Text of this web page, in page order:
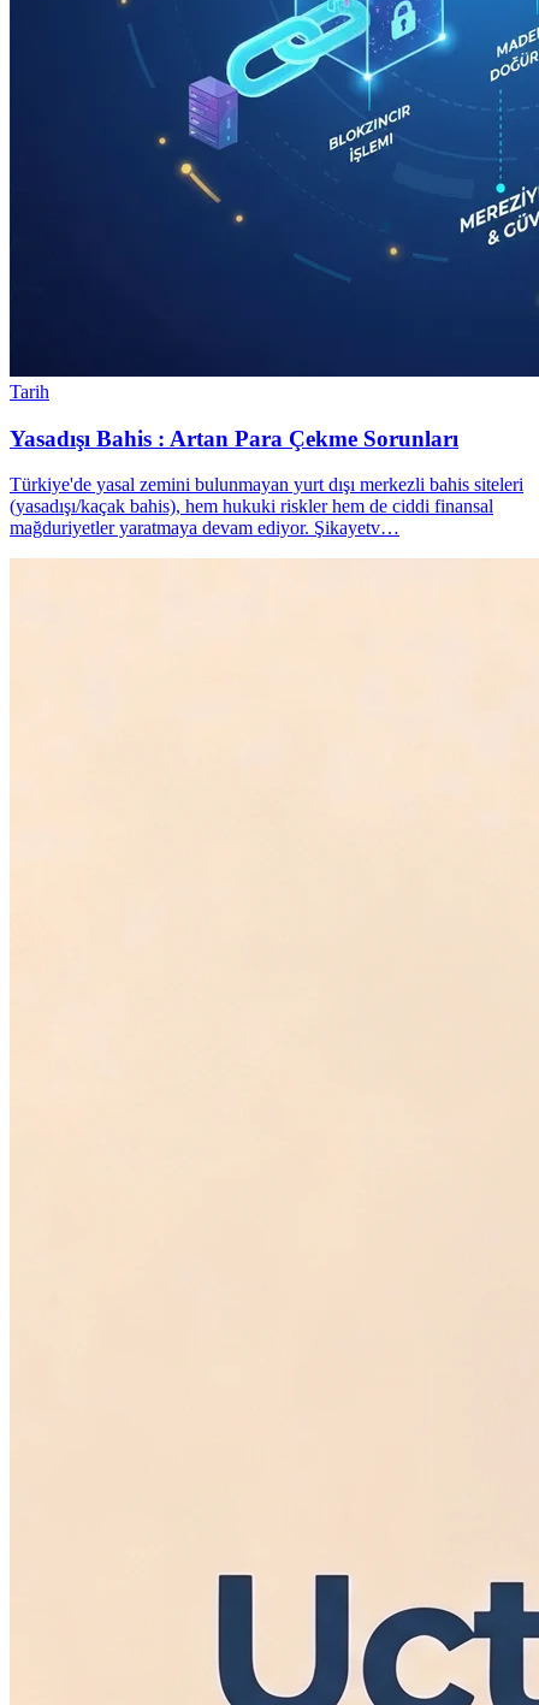
Tarih
Yasadışı Bahis : Artan Para Çekme Sorunları
Türkiye'de yasal zemini bulunmayan yurt dışı merkezli bahis siteleri
(yasadışı/kaçak bahis), hem hukuki riskler hem de ciddi finansal
mağduriyetler yaratmaya devam ediyor. Şikayetv…